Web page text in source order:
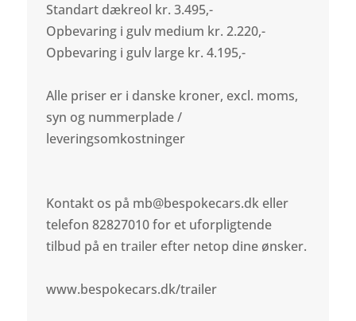
Standart dækreol kr. 3.495,-
Opbevaring i gulv medium kr. 2.220,-
Opbevaring i gulv large kr. 4.195,-
Alle priser er i danske kroner, excl. moms,
syn og nummerplade /
leveringsomkostninger
Kontakt os på mb@bespokecars.dk eller
telefon 82827010 for et uforpligtende
tilbud på en trailer efter netop dine ønsker.
www.bespokecars.dk/trailer